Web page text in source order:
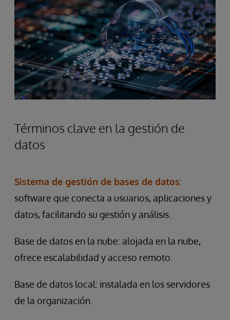
Términos clave en la gestión de
datos
Sistema de gestión de bases de datos:
software que conecta a usuarios, aplicaciones y
datos, facilitando su gestión y análisis.
Base de datos en la nube: alojada en la nube,
ofrece escalabilidad y acceso remoto.
Base de datos local: instalada en los servidores
de la organización.